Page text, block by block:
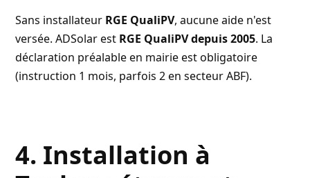
Sans installateur RGE QualiPV, aucune aide n'est
versée. ADSolar est RGE QualiPV depuis 2005. La
déclaration préalable en mairie est obligatoire
(instruction 1 mois, parfois 2 en secteur ABF).
4. Installation à